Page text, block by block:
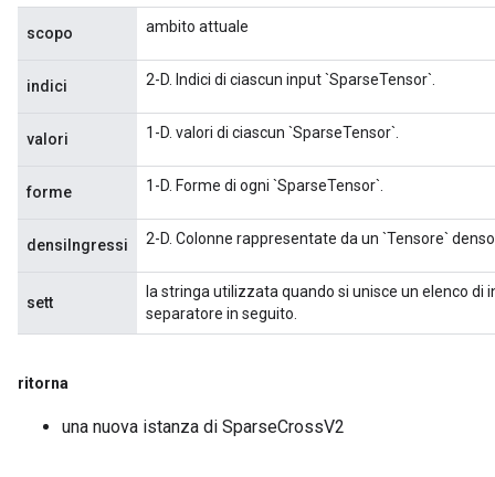
scopo ambito attuale
indici 2-D. Indici di ciascun input `SparseTensor`.
valori 1-D. valori di ciascun `SparseTensor`.
forme 1-D. Forme di ogni `SparseTensor`.
densiIngressi 2-D. Colonne rappresentate da un `Tensore`
sett
la stringa utilizzata quando si unisce un elenco
separatore in seguito.
ritorna
una nuova istanza di SparseCrossV2